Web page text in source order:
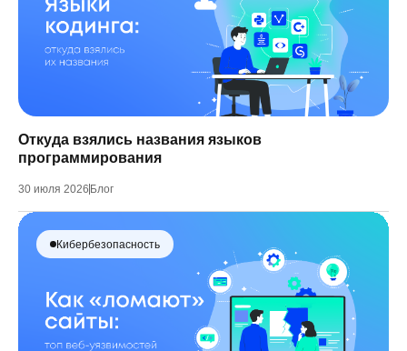
Откуда взялись названия языков
программирования
30 июля 2026 Блог
Кибербезопасность